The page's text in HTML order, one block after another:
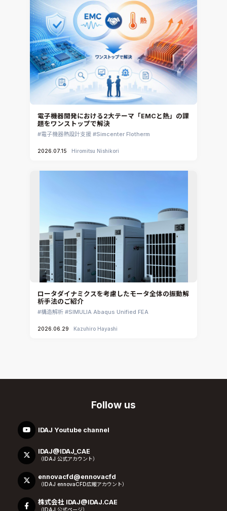
電子機器開発における2大テーマ「EMCと熱」の課
題をワンストップで解決
電子機器熱設計支援 Simcenter Flotherm
2026.07.15 Hiromitsu Nishikori
ロータダイナミクスを考慮したモータ全体の振動解
析手法のご紹介
構造解析 SIMULIA Abaqus Unified FEA
2026.06.29 Kazuhiro Hayashi
Follow us
IDAJ Youtube channel
IDAJ@IDAJ_CAE
（IDAJ 公式アカウント）
ennovacfd@ennovacfd
（IDAJ ennovaCFD広報アカウント）
株式会社 IDAJ@IDAJ.CAE
（IDAJ 公式ページ）